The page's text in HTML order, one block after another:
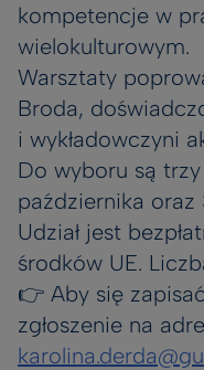
kompetencje w
wielokulturowym.
Warsztaty
Broda,
i wykładowczyni
Do wyboru są trzy
października
Udział jest
środków UE.
👉 Aby się
zgłoszenie na